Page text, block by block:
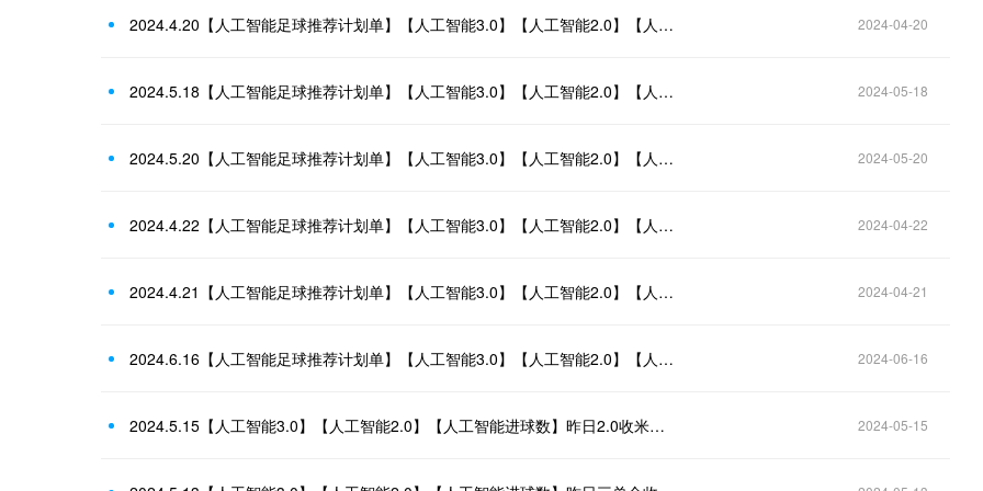
2024.4.20【人工智能足球推荐计划单】【人工智能3.0】【人工智能2.0】【人工智能进球数】今日推荐朋友圈已更新，需要自取 2024-04-20
2024.5.18【人工智能足球推荐计划单】【人工智能3.0】【人工智能2.0】【人工智能进球数】今日推荐朋友圈已更新，需要自取 2024-05-18
2024.5.20【人工智能足球推荐计划单】【人工智能3.0】【人工智能2.0】【人工智能进球数】今日推荐朋友圈已更新，需要自取 2024-05-20
2024.4.22【人工智能足球推荐计划单】【人工智能3.0】【人工智能2.0】【人工智能进球数】今日推荐朋友圈已更新，需要自取 2024-04-22
2024.4.21【人工智能足球推荐计划单】【人工智能3.0】【人工智能2.0】【人工智能进球数】今日推荐朋友圈已更新，需要自取 2024-04-21
2024.6.16【人工智能足球推荐计划单】【人工智能3.0】【人工智能2.0】【人工智能进球数】今日推荐已更新，需要自取 2024-06-16
2024.5.15【人工智能3.0】【人工智能2.0】【人工智能进球数】昨日2.0收米！今日推荐朋友圈已更新，需要自取 2024-05-15